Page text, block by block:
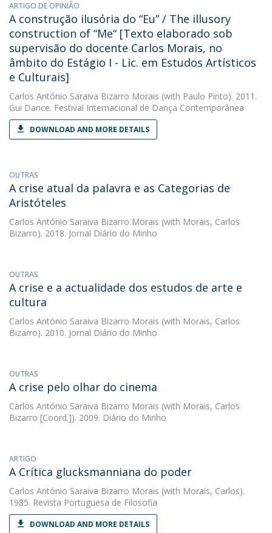
ARTIGO DE OPINIÃO
A construção ilusória do “Eu” / The illusory
construction of “Me“ [Texto elaborado sob
supervisão do docente Carlos Morais, no
âmbito do Estágio I - Lic. em Estudos Artísticos
e Culturais]
Carlos António Saraiva Bizarro Morais (with Paulo Pinto). 2011.
Gui Dance. Festival Internacional de Dança Contemporânea
DOWNLOAD AND MORE DETAILS
OUTRAS
A crise atual da palavra e as Categorias de
Aristóteles
Carlos António Saraiva Bizarro Morais (with Morais, Carlos
Bizarro). 2018. Jornal Diário do Minho
OUTRAS
A crise e a actualidade dos estudos de arte e
cultura
Carlos António Saraiva Bizarro Morais (with Morais, Carlos
Bizarro). 2010. Jornal Diário do Minho
OUTRAS
A crise pelo olhar do cinema
Carlos António Saraiva Bizarro Morais (with Morais, Carlos
Bizarro [Coord.]). 2009. Diário do Minho
ARTIGO
A Crítica glucksmanniana do poder
Carlos António Saraiva Bizarro Morais (with Morais, Carlos).
1985. Revista Portuguesa de Filosofia
DOWNLOAD AND MORE DETAILS